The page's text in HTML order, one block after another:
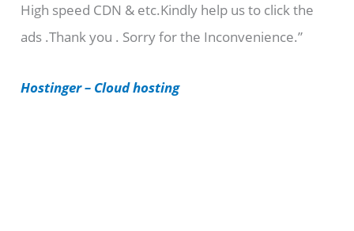
o
r
e
High speed CDN & etc.Kindly help us to click the
ads .Thank you . Sorry for the Inconvenience.”
Hostinger – Cloud hosting